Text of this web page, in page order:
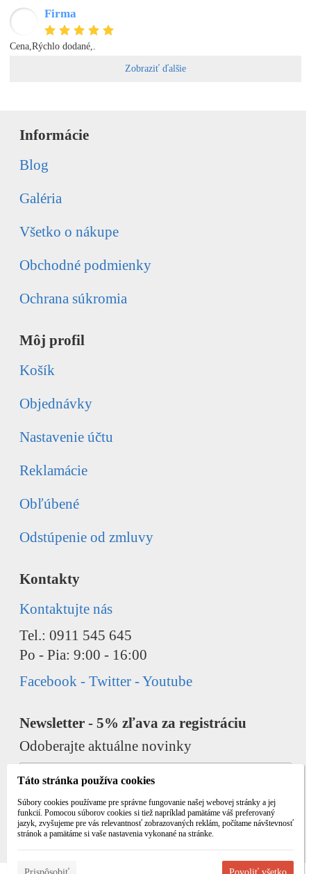
Firma
Cena,Rýchlo dodané,.
Zobraziť ďalšie
Informácie
Blog
Galéria
Všetko o nákupe
Obchodné podmienky
Ochrana súkromia
Môj profil
Košík
Objednávky
Nastavenie účtu
Reklamácie
Obľúbené
Odstúpenie od zmluvy
Kontakty
Kontaktujte nás
Tel.: 0911 545 645
Po - Pia: 9:00 - 16:00
Facebook - Twitter - Youtube
Newsletter - 5% zľava za registráciu
Odoberajte aktuálne novinky
Odobrať Pridať
Táto stránka používa cookies
Súbory cookies používame pre správne fungovanie našej webovej stránky a jej
funkcií. Pomocou súborov cookies si tiež napríklad pamätáme váš preferovaný
jazyk, zvyšujeme pre vás relevantnosť zobrazovaných reklám, počítame návštevnosť
stránok a pamätáme si vaše nastavenia vykonané na stránke.